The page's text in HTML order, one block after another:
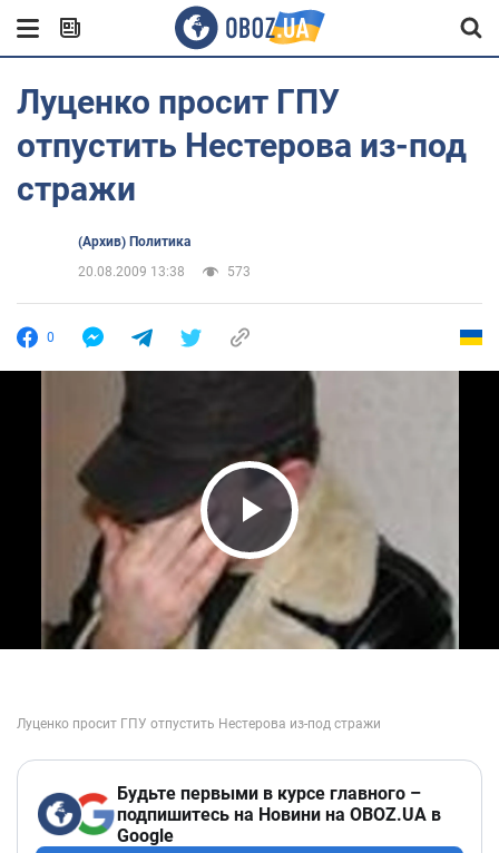
Луценко просит ГПУ
отпустить Нестерова из-под
стражи
(Архив) Политика
20.08.2009 13:38
573
0
Play Video
Будьте первыми в курсе главного –
подпишитесь на Новини на OBOZ.UA в
Google